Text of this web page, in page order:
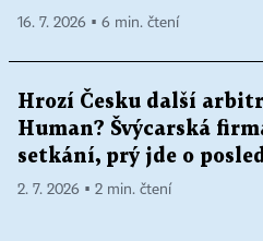
16. 7. 2026 ▪ 6 min. čtení
Hrozí Česku další
Human? Švýcarská
setkání, prý jde o
2. 7. 2026 ▪ 2 min. čtení